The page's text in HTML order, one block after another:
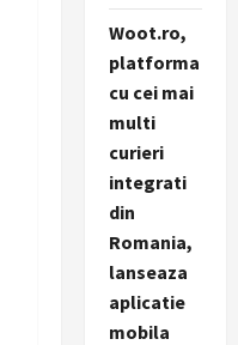
Woot.ro,
platforma
cu cei mai
multi
curieri
integrati
din
Romania,
lanseaza
aplicatie
mobila